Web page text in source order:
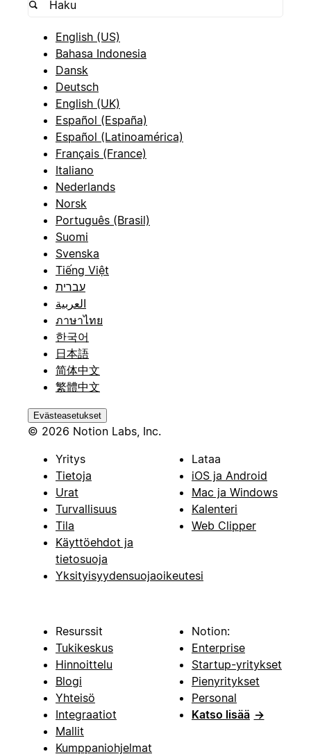
English (US)
Bahasa Indonesia
Dansk
Deutsch
English (UK)
Español (España)
Español (Latinoamérica)
Français (France)
Italiano
Nederlands
Norsk
Português (Brasil)
Suomi
Svenska
Tiếng Việt
עברית
العربية
ภาษาไทย
한국어
日本語
简体中文
繁體中文
Evästeasetukset
© 2026 Notion Labs, Inc.
Yritys
Tietoja
Urat
Turvallisuus
Tila
Käyttöehdot ja
tietosuoja
Yksityisyydensuojaoikeutesi
Lataa
iOS ja Android
Mac ja Windows
Kalenteri
Web Clipper
Resurssit
Tukikeskus
Hinnoittelu
Blogi
Yhteisö
Integraatiot
Mallit
Kumppaniohjelmat
Notion:
Enterprise
Startup-yritykset
Pienyritykset
Personal
Katso lisää →